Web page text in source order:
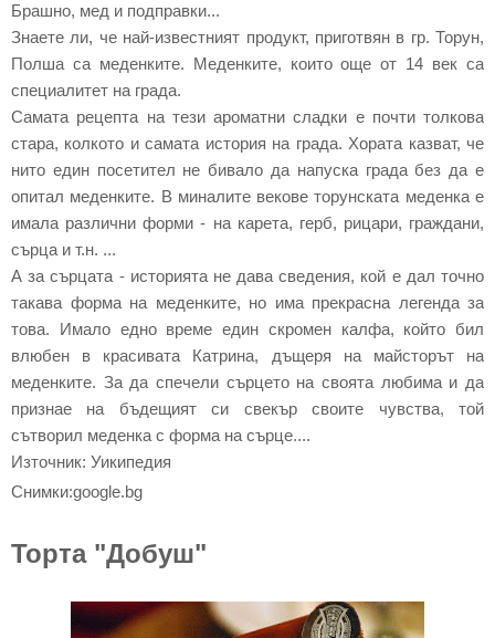
Брашно, мед и подправки...
Знаете ли, че най-известният продукт, приготвян в гр. Торун,
Полша са меденките. Меденките, които още от 14 век са
специалитет на града.
Самата рецепта на тези ароматни сладки е почти толкова
стара, колкото и самата история на града. Хората казват, че
нито един посетител не бивало да напуска града без да е
опитал меденките. В миналите векове торунската меденка е
имала различни форми - на карета, герб, рицари, граждани,
сърца и т.н. ...
А за сърцата - историята не дава сведения, кой е дал точно
такава форма на меденките, но има прекрасна легенда за
това. Имало едно време един скромен калфа, който бил
влюбен в красивата Катрина, дъщеря на майсторът на
меденките. За да спечели сърцето на своята любима и да
признае на бъдещият си свекър своите чувства, той
сътворил меденка с форма на сърце....
Източник: Уикипедия
Снимки:google.bg
Торта "Добуш"